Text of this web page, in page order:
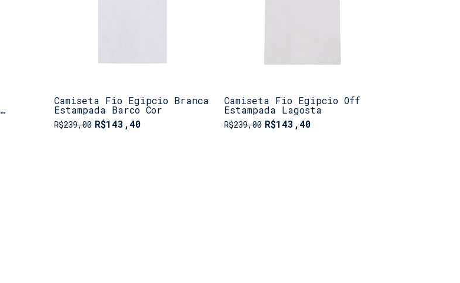
Camiseta Fio Egipcio Branca
Estampada Barco Cor
R$239,00 R$143,40
Camiseta Fio Egipcio Off
Estampada Lagosta
R$239,00 R$143,40